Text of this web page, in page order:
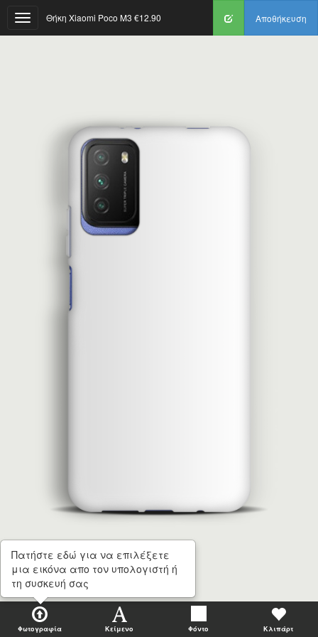
Αποθήκευση
Θήκη Xiaomi Poco M3 €12.90
Φωτογραφία
Πατήστε εδώ για να επιλέξετε
μια εικόνα απο τον υπολογιστή ή
τη συσκευή σας
Κείμενο Φόντο Κλιπάρτ